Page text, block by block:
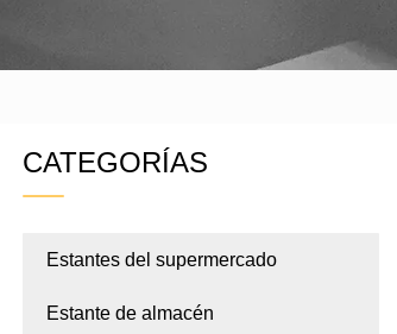
CATEGORÍAS
Estantes del supermercado
Estante de almacén